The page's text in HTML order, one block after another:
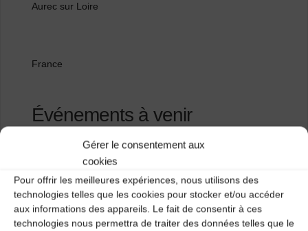
Gérer le consentement aux
cookies
Pour offrir les meilleures expériences, nous utilisons des
technologies telles que les cookies pour stocker et/ou accéder
aux informations des appareils. Le fait de consentir à ces
technologies nous permettra de traiter des données telles que le
Aurec sur Loire
France
Événements à venir
<li>Aucun événement à cet emplacement</li>
EIMD (école musique et danse
intercommunale)